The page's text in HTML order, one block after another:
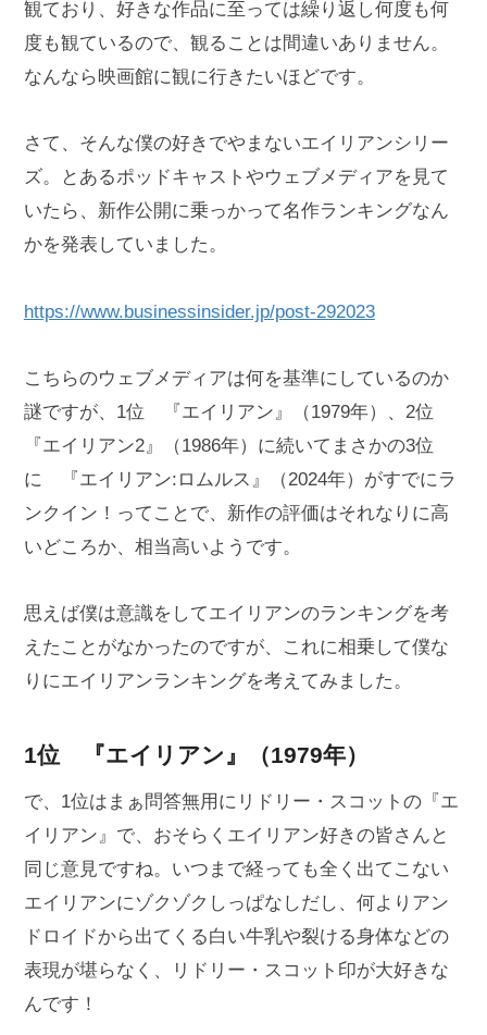
観ており、好きな作品に至っては繰り返し何度も何
度も観ているので、観ることは間違いありません。
なんなら映画館に観に行きたいほどです。
さて、そんな僕の好きでやまないエイリアンシリー
ズ。とあるポッドキャストやウェブメディアを見て
いたら、新作公開に乗っかって名作ランキングなん
かを発表していました。
https://www.businessinsider.jp/post-292023
こちらのウェブメディアは何を基準にしているのか
謎ですが、1位 『エイリアン』（1979年）、2位
『エイリアン2』（1986年）に続いてまさかの3位
に 『エイリアン:ロムルス』（2024年）がすでにラ
ンクイン！ってことで、新作の評価はそれなりに高
いどころか、相当高いようです。
思えば僕は意識をしてエイリアンのランキングを考
えたことがなかったのですが、これに相乗して僕な
りにエイリアンランキングを考えてみました。
1位 『エイリアン』（1979年）
で、1位はまぁ問答無用にリドリー・スコットの『エ
イリアン』で、おそらくエイリアン好きの皆さんと
同じ意見ですね。いつまで経っても全く出てこない
エイリアンにゾクゾクしっぱなしだし、何よりアン
ドロイドから出てくる白い牛乳や裂ける身体などの
表現が堪らなく、リドリー・スコット印が大好きな
んです！